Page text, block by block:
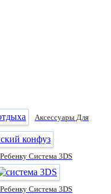
Аксессуары Для
Система 3DS
Система 3DS